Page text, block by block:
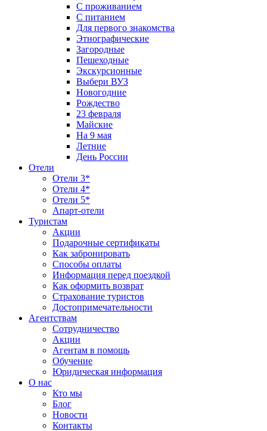
С проживанием
С питанием
Для первого знакомства
Этнографические
Загородные
Пешеходные
Экскурсионные
Выбери ВУЗ
Новогодние
Рождество
23 февраля
Майские
На 9 мая
Летние
День России
Отели
Отели 3*
Отели 4*
Отели 5*
Апарт-отели
Туристам
Акции
Подарочные сертификаты
Как забронировать
Способы оплаты
Информация перед поездкой
Как оформить возврат
Страхование туристов
Достопримечательности
Агентствам
Сотрудничество
Акции
Агентам в помощь
Обучение
Юридическая информация
О нас
Кто мы
Блог
Новости
Контакты